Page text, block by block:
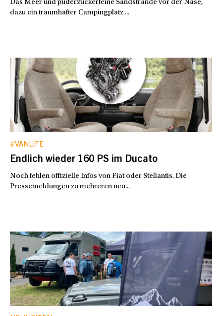
Das Meer und puderzuckerfeine Sandstrände vor der Nase,
dazu ein traumhafter Campingplatz ...
#VANLIFE
Endlich wieder 160 PS im Ducato
Noch fehlen offizielle Infos von Fiat oder Stellantis. Die
Pressemeldungen zu mehreren neu...